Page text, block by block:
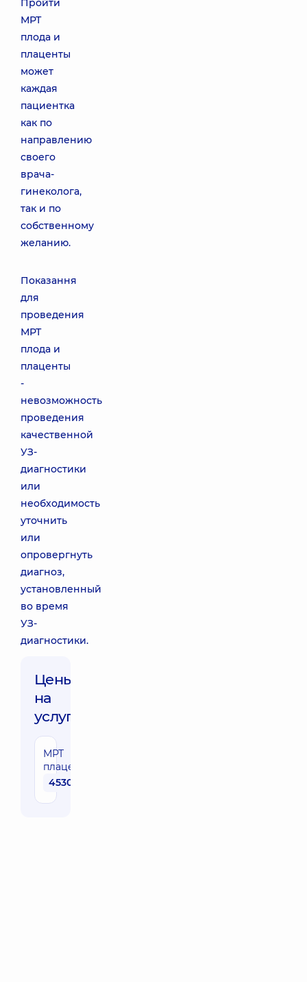
Пройти
МРТ
плода и
плаценты
может
каждая
пациентка
как по
направлению
своего
врача-
гинеколога,
так и по
собственному
желанию.
Показання
для
проведения
МРТ
плода и
плаценты
-
невозможность
проведения
качественной
УЗ-
диагностики
или
необходимость
уточнить
или
опровергнуть
диагноз,
установленный
во время
УЗ-
диагностики.
Цены
на
услуги:
МРТ
плаценты
4530 грн